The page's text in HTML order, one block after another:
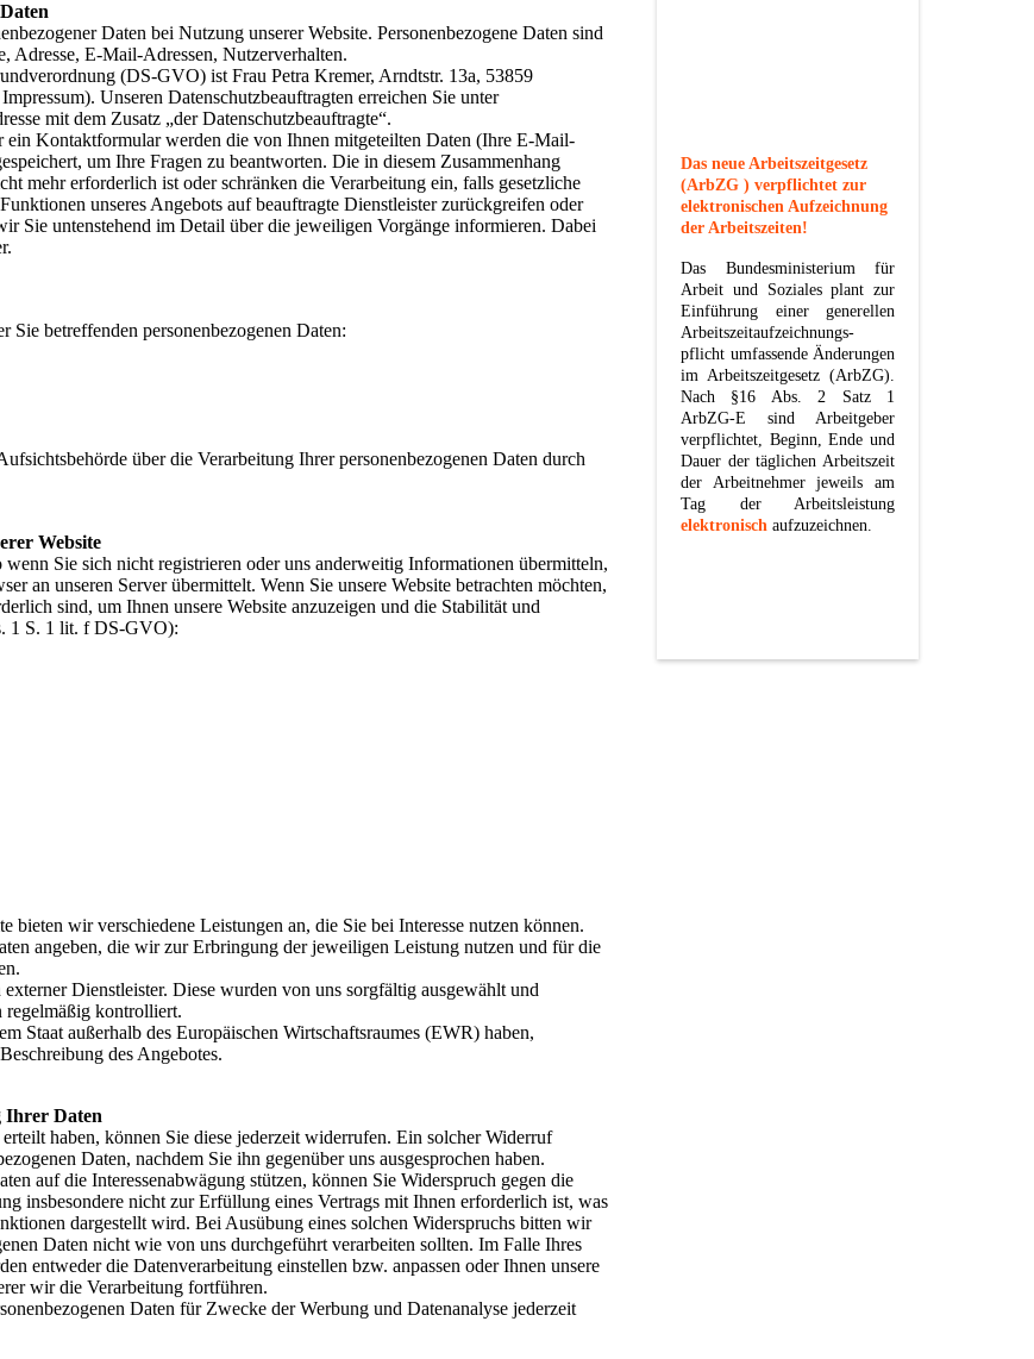
Daten bei Nutzung unserer Website. Personenbezogene Daten sind
Adresse, E-Mail-Adressen, Nutzerverhalten.
(DS-GVO) ist Frau Petra Kremer, Arndtstr. 13a, 53859
Unseren Datenschutzbeauftragten erreichen Sie unter
mit dem Zusatz „der Datenschutzbeauftragte“.
Kontaktformular werden die von Ihnen mitgeteilten Daten (Ihre E-Mail-
um Ihre Fragen zu beantworten. Die in diesem Zusammenhang
mehr erforderlich ist oder schränken die Verarbeitung ein, falls gesetzliche
unseres Angebots auf beauftragte Dienstleister zurückgreifen oder
Sie untenstehend im Detail über die jeweiligen Vorgänge informieren. Dabei
Sie betreffenden personenbezogenen Daten:
über die Verarbeitung Ihrer personenbezogenen Daten durch
Website
Sie sich nicht registrieren oder uns anderweitig Informationen übermitteln,
an unseren Server übermittelt. Wenn Sie unsere Website betrachten möchten,
sind, um Ihnen unsere Website anzuzeigen und die Stabilität und
1 S. 1 lit. f DS-GVO):
bieten wir verschiedene Leistungen an, die Sie bei Interesse nutzen können.
angeben, die wir zur Erbringung der jeweiligen Leistung nutzen und für die
Dienstleister. Diese wurden von uns sorgfältig ausgewählt und
regelmäßig kontrolliert.
Staat außerhalb des Europäischen Wirtschaftsraumes (EWR) haben,
des Angebotes.
Ihrer Daten
haben, können Sie diese jederzeit widerrufen. Ein solcher Widerruf
Daten, nachdem Sie ihn gegenüber uns ausgesprochen haben.
auf die Interessenabwägung stützen, können Sie Widerspruch gegen die
insbesondere nicht zur Erfüllung eines Vertrags mit Ihnen erforderlich ist, was
dargestellt wird. Bei Ausübung eines solchen Widerspruchs bitten wir
Daten nicht wie von uns durchgeführt verarbeiten sollten. Im Falle Ihres
entweder die Datenverarbeitung einstellen bzw. anpassen oder Ihnen unsere
wir die Verarbeitung fortführen.
Daten für Zwecke der Werbung und Datenanalyse jederzeit
Das neue Arbeitszeitgesetz
(ArbZG ) verpflichtet zur
elektronischen Aufzeichnung
der Arbeitszeiten!
Das Bundesministerium für
Arbeit und Soziales plant zur
Einführung einer generellen
Arbeitszeitaufzeichnungs-
pflicht umfassende Änderungen
im Arbeitszeitgesetz (ArbZG).
Nach §16 Abs. 2 Satz 1
ArbZG-E sind Arbeitgeber
verpflichtet, Beginn, Ende und
Dauer der täglichen Arbeitszeit
der Arbeitnehmer jeweils am
Tag der Arbeitsleistung
elektronisch aufzuzeichnen.